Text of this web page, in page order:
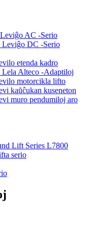
AC -Serio
Leviĝo DC -Serio
etenda kadro
Lela Alteco -Adaptiloj
motorcikla lifto
kaŭĉukan kuseneton
muro pendumiloj aro
Lift Series L7800
serio